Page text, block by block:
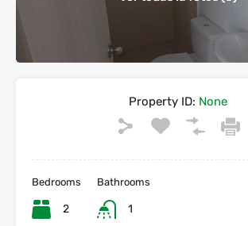
Property ID: None
Bedrooms
2
Bathrooms
1